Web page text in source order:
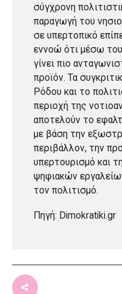
σύγχρονη
παραγωγή του
σε υπερτοπικό
εννοώ ότι μέσω
γίνει πιο
προϊόν. Τα
Ρόδου και το
περιοχή της
αποτελούν το
με βάση την
περιβάλλον, την
υπερτουρισμό και
ψηφιακών
τον πολιτισμό.
Πηγή: Dimokratiki.gr